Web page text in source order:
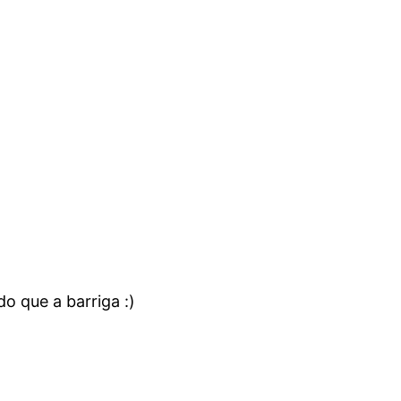
que a barriga :)